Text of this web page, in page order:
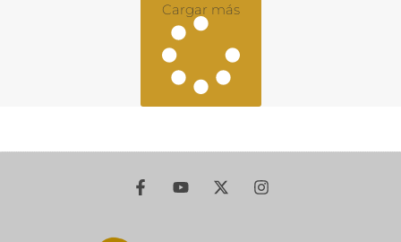
Cargar más